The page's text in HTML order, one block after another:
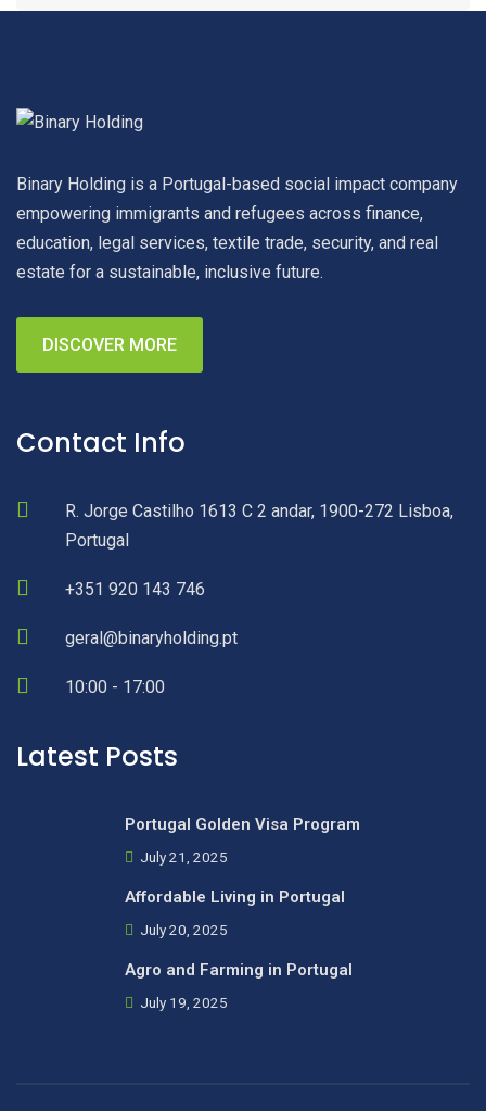
Binary Holding is a Portugal-based social impact company
empowering immigrants and refugees across finance,
education, legal services, textile trade, security, and real
estate for a sustainable, inclusive future.
DISCOVER MORE
Contact Info
R. Jorge Castilho 1613 C 2 andar, 1900-272 Lisboa,
Portugal
+351 920 143 746
geral@binaryholding.pt
10:00 - 17:00
Latest Posts
Portugal Golden Visa Program
July 21, 2025
Affordable Living in Portugal
July 20, 2025
Agro and Farming in Portugal
July 19, 2025